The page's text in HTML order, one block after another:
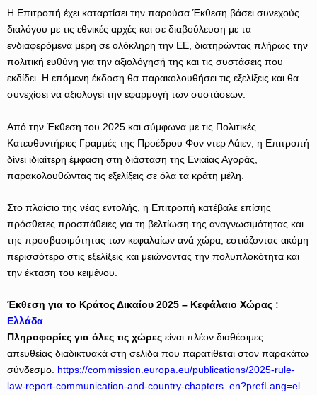
Η Επιτροπή έχει καταρτίσει την παρούσα Έκθεση βάσει συνεχούς
διαλόγου με τις εθνικές αρχές και σε διαβούλευση με τα
ενδιαφερόμενα μέρη σε ολόκληρη την ΕΕ, διατηρώντας πλήρως την
πολιτική ευθύνη για την αξιολόγησή της και τις συστάσεις που
εκδίδει. Η επόμενη έκδοση θα παρακολουθήσει τις εξελίξεις και θα
συνεχίσει να αξιολογεί την εφαρμογή των συστάσεων.
Από την Έκθεση του 2025 και σύμφωνα με τις Πολιτικές
Κατευθυντήριες Γραμμές της Προέδρου Φον ντερ Λάιεν, η Επιτροπή
δίνει ιδιαίτερη έμφαση στη διάσταση της Ενιαίας Αγοράς,
παρακολουθώντας τις εξελίξεις σε όλα τα κράτη μέλη.
Στο πλαίσιο της νέας εντολής, η Επιτροπή κατέβαλε επίσης
πρόσθετες προσπάθειες για τη βελτίωση της αναγνωσιμότητας και
της προσβασιμότητας των κεφαλαίων ανά χώρα, εστιάζοντας ακόμη
περισσότερο στις εξελίξεις και μειώνοντας την πολυπλοκότητα και
την έκταση του κειμένου.
Έκθεση για το Κράτος Δικαίου 2025 – Κεφάλαιο Χώρας :
Ελλάδα
Πληροφορίες για όλες τις χώρες είναι πλέον διαθέσιμες
απευθείας διαδικτυακά στη σελίδα που παρατίθεται στον παρακάτω
σύνδεσμο. https://commission.europa.eu/publications/2025-rule-
law-report-communication-and-country-chapters_en?prefLang=el